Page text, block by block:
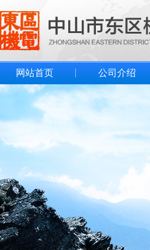
网站首页 公司介绍